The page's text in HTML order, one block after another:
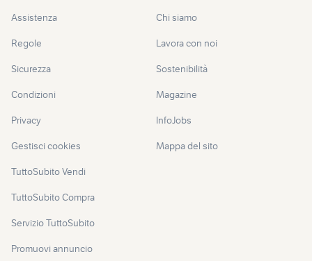
Assistenza
Regole
Sicurezza
Condizioni
Privacy
Gestisci cookies
TuttoSubito Vendi
TuttoSubito Compra
Servizio TuttoSubito
Promuovi annuncio
Chi siamo
Lavora con noi
Sostenibilità
Magazine
InfoJobs
Mappa del sito